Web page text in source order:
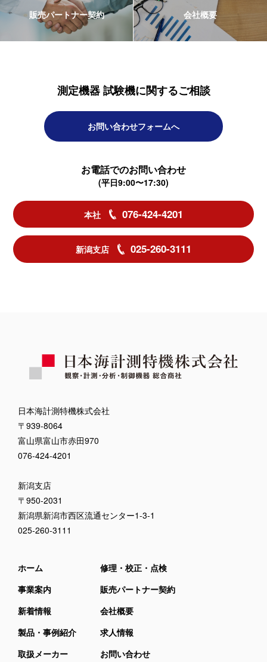
販売パートナー契約 会社概要
測定機器 試験機に関するご相談
お問い合わせフォームへ
お電話でのお問い合わせ
(平日9:00〜17:30)
本社 076-424-4201
新潟支店 025-260-3111
日本海計測特機株式会社
〒939-8064
富山県富山市赤田970
076-424-4201
新潟支店
〒950-2031
新潟県新潟市西区流通センター1-3-1
025-260-3111
ホーム
事業案内
新着情報
製品・事例紹介
取扱メーカー
修理・校正・点検
販売パートナー契約
会社概要
求人情報
お問い合わせ